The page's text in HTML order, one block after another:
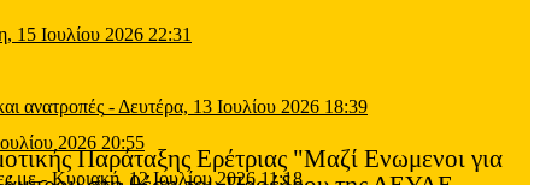
15 Ιουλίου 2026 22:31
ανατροπές -Δευτέρα, 13 Ιουλίου 2026 18:39
2026 20:55
με-Κυριακή, 12 Ιουλίου 2026 11:18
Παράταξης Ερέτριας "Μαζί Ενωμενοι για